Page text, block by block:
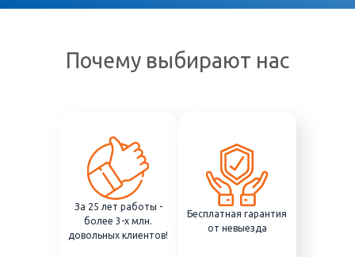
Почему выбирают нас
За 25 лет работы -
более 3-х млн.
довольных клиентов!
Бесплатная гарантия
от невыезда